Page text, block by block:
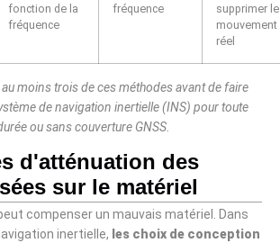
fonction de la
fréquence
fréquence
supprimer le
mouvement
réel
moins trois de ces méthodes avant de faire
de navigation inertielle (INS) pour toute
ou sans couverture GNSS.
d'atténuation des
sur le matériel
compenser un mauvais matériel. Dans
inertielle, les choix de conception